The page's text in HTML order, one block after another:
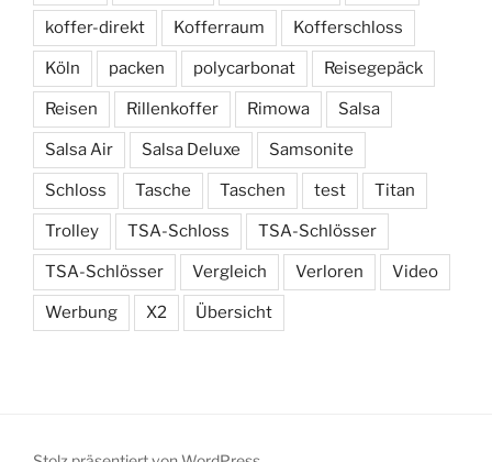
koffer-direkt Kofferraum Kofferschloss
Köln packen polycarbonat Reisegepäck
Reisen Rillenkoffer Rimowa Salsa
Salsa Air Salsa Deluxe Samsonite
Schloss Tasche Taschen test Titan
Trolley TSA-Schloss TSA-Schlösser
TSA-Schlösser Vergleich Verloren Video
Werbung X2 Übersicht